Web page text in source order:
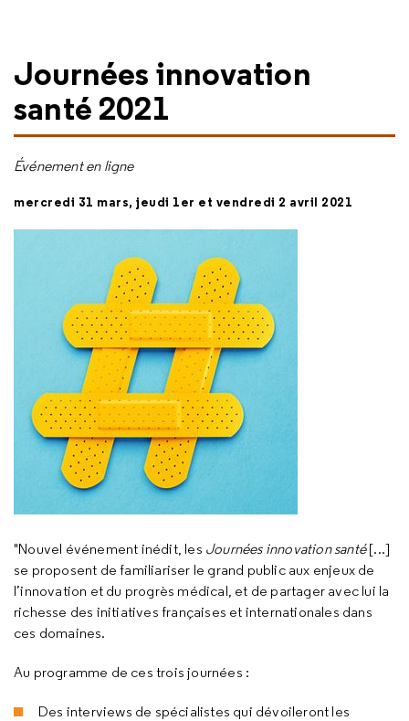
Journées innovation
santé 2021
Événement en ligne
mercredi 31 mars, jeudi 1er et vendredi 2 avril 2021
"Nouvel événement inédit, les Journées innovation santé[...]
se proposent de familiariser le grand public aux enjeux de
l’innovation et du progrès médical, et de partager avec lui la
richesse des initiatives françaises et internationales dans
ces domaines.
Au programme de ces trois journées :
Des interviews de spécialistes qui dévoileront les